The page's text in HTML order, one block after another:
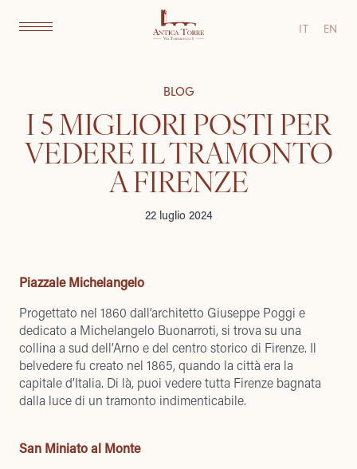
IT EN
BLOG
I 5 MIGLIORI POSTI PER
VEDERE IL TRAMONTO
A FIRENZE
22 luglio 2024
Piazzale Michelangelo
Progettato nel 1860 dall’architetto Giuseppe Poggi e
dedicato a Michelangelo Buonarroti, si trova su una
collina a sud dell’Arno e del centro storico di Firenze. Il
belvedere fu creato nel 1865, quando la città era la
capitale d’Italia. Di là, puoi vedere tutta Firenze bagnata
dalla luce di un tramonto indimenticabile.
San Miniato al Monte